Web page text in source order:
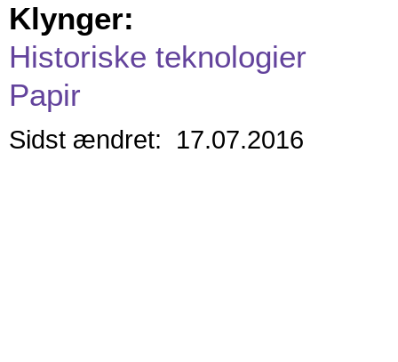
Klynger:
Historiske teknologier
Papir
Sidst ændret: 17.07.2016